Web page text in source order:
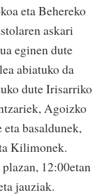
eta Behereko
askari
eginen dute
abiatuko da
dute Irisarriko
Agoizko
basaldunek,
Kilimonek.
12:00etan
jauziak.